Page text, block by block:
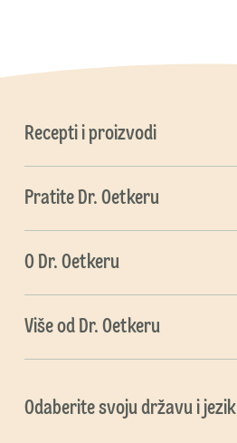
Recepti i proizvodi
Pratite Dr. Oetkeru
O Dr. Oetkeru
Više od Dr. Oetkeru
Odaberite svoju državu i jezik